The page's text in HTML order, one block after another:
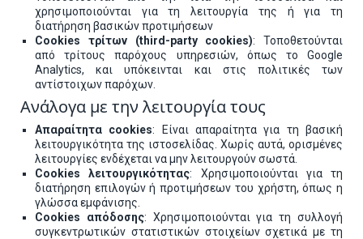
χρησιμοποιούνται για τη λειτουργία της ή για τη
διατήρηση βασικών προτιμήσεων
Cookies τρίτων (third-party cookies): Τοποθετούνται
από τρίτους παρόχους υπηρεσιών, όπως το Google
Analytics, και υπόκεινται και στις πολιτικές των
αντίστοιχων παρόχων.
Ανάλογα με την λειτουργία τους
Απαραίτητα cookies: Είναι απαραίτητα για τη βασική
λειτουργικότητα της ιστοσελίδας. Χωρίς αυτά, ορισμένες
λειτουργίες ενδέχεται να μην λειτουργούν σωστά.
Cookies λειτουργικότητας: Χρησιμοποιούνται για τη
διατήρηση επιλογών ή προτιμήσεων του χρήστη, όπως η
γλώσσα εμφάνισης.
Cookies απόδοσης: Χρησιμοποιούνται για τη συλλογή
συγκεντρωτικών στατιστικών στοιχείων σχετικά με τη